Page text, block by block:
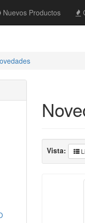
Nuevos Productos
Vista: